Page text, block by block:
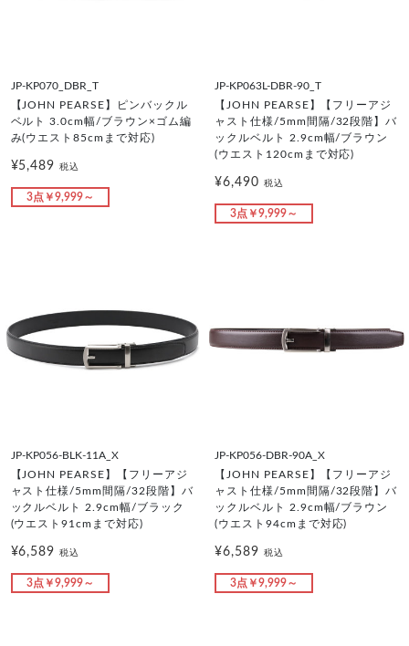
JP-KP070_DBR_T
【JOHN PEARSE】ピンバックル
ベルト 3.0cm幅/ブラウン×ゴム編
み(ウエスト85cmまで対応)
¥5,489税込
3点￥9,999～
JP-KP063L-DBR-90_T
【JOHN PEARSE】【フリーアジ
ャスト仕様/5mm間隔/32段階】バ
ックルベルト 2.9cm幅/ブラウン
(ウエスト120cmまで対応)
¥6,490 税込
3点￥9,999～
JP-KP056-BLK-11A_X
【JOHN PEARSE】【フリーアジ
ャスト仕様/5mm間隔/32段階】バ
ックルベルト 2.9cm幅/ブラック
(ウエスト91cmまで対応)
¥6,589税込
3点￥9,999～
JP-KP056-DBR-90A_X
【JOHN PEARSE】【フリーアジ
ャスト仕様/5mm間隔/32段階】バ
ックルベルト 2.9cm幅/ブラウン
(ウエスト94cmまで対応)
¥6,589 税込
3点￥9,999～